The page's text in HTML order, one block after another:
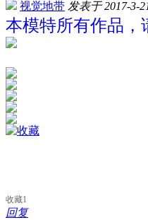
视觉地带 发表于 2017-3-
本模特所有作品，
收藏1
回复